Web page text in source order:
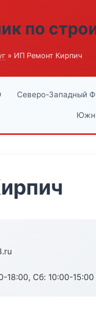
по
» ИП Ремонт Кирпич
Северо-Западный
18:00, Сб: 10:00-15:00